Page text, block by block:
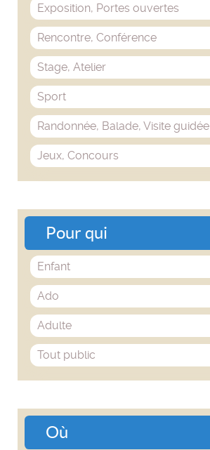
Exposition, Portes ouvertes
Rencontre, Conférence
Stage, Atelier
Sport
Randonnée, Balade, Visite guidée
Jeux, Concours
Pour qui
Enfant
Ado
Adulte
Tout public
Où